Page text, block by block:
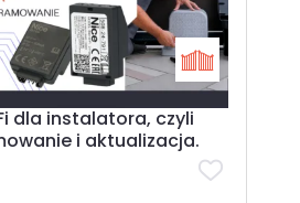
dla instalatora, czyli
i aktualizacja.